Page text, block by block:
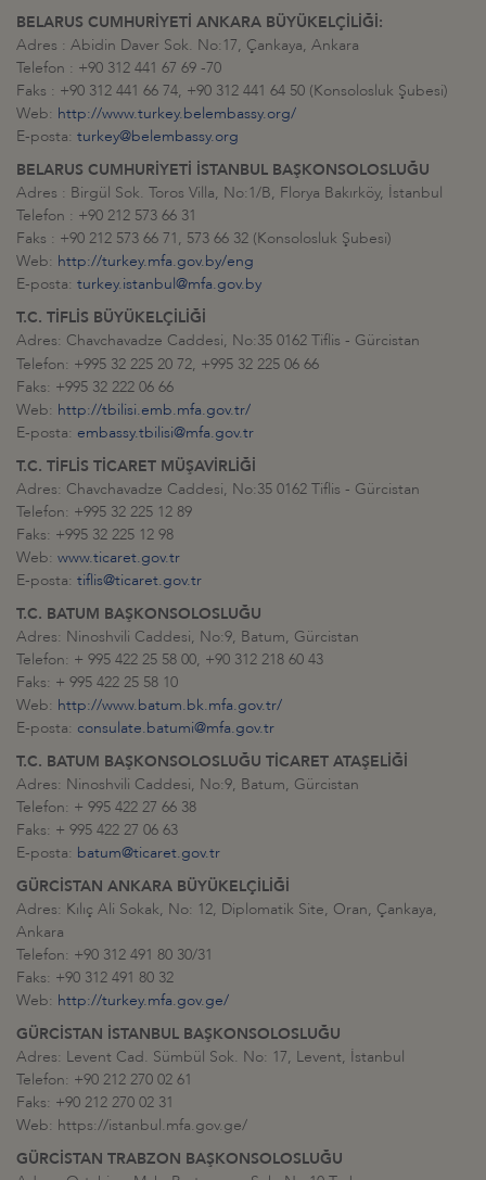
BELARUS CUMHURİYETİ ANKARA BÜYÜKELÇİLİĞİ:
Adres : Abidin Daver Sok. No:17, Çankaya, Ankara
Telefon : +90 312 441 67 69 -70
Faks : +90 312 441 66 74, +90 312 441 64 50 (Konsolosluk Şubesi)
Web: http://www.turkey.belembassy.org/
E-posta: turkey@belembassy.org
BELARUS CUMHURİYETİ İSTANBUL BAŞKONSOLOSLUĞU
Adres : Birgül Sok. Toros Villa, No:1/B, Florya Bakırköy, İstanbul
Telefon : +90 212 573 66 31
Faks : +90 212 573 66 71, 573 66 32 (Konsolosluk Şubesi)
Web: http://turkey.mfa.gov.by/eng
E-posta: turkey.istanbul@mfa.gov.by
T.C. TİFLİS BÜYÜKELÇİLİĞİ
Adres: Chavchavadze Caddesi, No:35 0162 Tiflis - Gürcistan
Telefon: +995 32 225 20 72, +995 32 225 06 66
Faks: +995 32 222 06 66
Web: http://tbilisi.emb.mfa.gov.tr/
E-posta: embassy.tbilisi@mfa.gov.tr
T.C. TİFLİS TİCARET MÜŞAVİRLİĞİ
Adres: Chavchavadze Caddesi, No:35 0162 Tiflis - Gürcistan
Telefon: +995 32 225 12 89
Faks: +995 32 225 12 98
Web: www.ticaret.gov.tr
E-posta: tiflis@ticaret.gov.tr
T.C. BATUM BAŞKONSOLOSLUĞU
Adres: Ninoshvili Caddesi, No:9, Batum, Gürcistan
Telefon: + 995 422 25 58 00, +90 312 218 60 43
Faks: + 995 422 25 58 10
Web: http://www.batum.bk.mfa.gov.tr/
E-posta: consulate.batumi@mfa.gov.tr
T.C. BATUM BAŞKONSOLOSLUĞU TİCARET ATAŞELİĞİ
Adres: Ninoshvili Caddesi, No:9, Batum, Gürcistan
Telefon: + 995 422 27 66 38
Faks: + 995 422 27 06 63
E-posta: batum@ticaret.gov.tr
GÜRCİSTAN ANKARA BÜYÜKELÇİLİĞİ
Adres: Kılıç Ali Sokak, No: 12, Diplomatik Site, Oran, Çankaya,
Ankara
Telefon: +90 312 491 80 30/31
Faks: +90 312 491 80 32
Web: http://turkey.mfa.gov.ge/
GÜRCİSTAN İSTANBUL BAŞKONSOLOSLUĞU
Adres: Levent Cad. Sümbül Sok. No: 17, Levent, İstanbul
Telefon: +90 212 270 02 61
Faks: +90 212 270 02 31
Web: https://istanbul.mfa.gov.ge/
GÜRCİSTAN TRABZON BAŞKONSOLOSLUĞU